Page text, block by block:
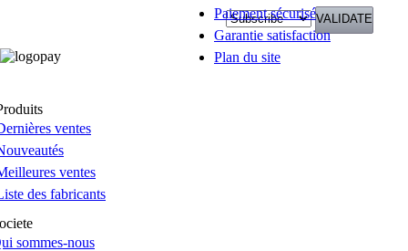
Paiement sécurisé
Garantie satisfaction
Plan du site
ventes
ventes
des fabricants
sommes-nous